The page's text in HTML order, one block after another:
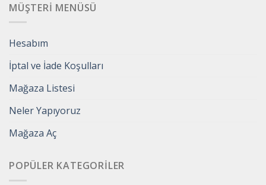
MÜŞTERI MENÜSÜ
Hesabım
İptal ve İade Koşulları
Mağaza Listesi
Neler Yapıyoruz
Mağaza Aç
POPÜLER KATEGORILER